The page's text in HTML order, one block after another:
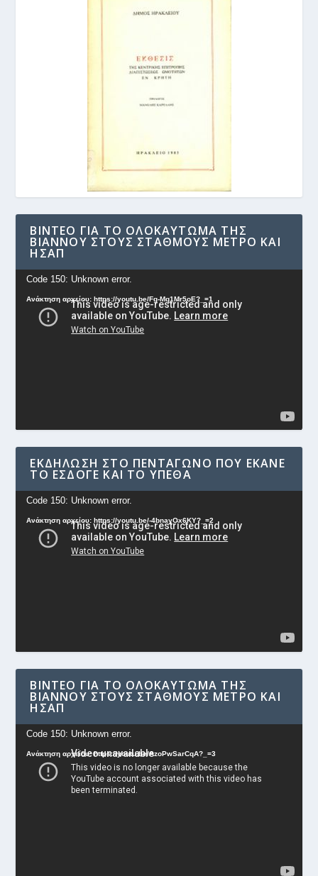
ΒΊΝΤΕΟ ΓΙΑ ΤΟ ΟΛΟΚΑΎΤΩΜΑ ΤΗΣ
ΒΙΆΝΝΟΥ ΣΤΟΥΣ ΣΤΑΘΜΟΎΣ ΜΕΤΡΟ ΚΑΙ
ΗΣΑΠ
Πρόγραμμα
Αναπαραγωγής
Βίντεο
Code 150: Unknown error.
Ανάκτηση αρχείου: https://youtu.be/Fg-Mq1Mr5oE?_=1
ΕΚΔΉΛΩΣΗ ΣΤΟ ΠΕΝΤΆΓΩΝΟ ΠΟΥ ΈΚΑΝΕ
ΤΟ ΕΣΔΟΓΕ ΚΑΙ ΤΟ ΥΠΕΘΑ
Πρόγραμμα
Αναπαραγωγής
Βίντεο
Code 150: Unknown error.
Ανάκτηση αρχείου: https://youtu.be/-4bnayOx6KY?_=2
ΒΊΝΤΕΟ ΓΙΑ ΤΟ ΟΛΟΚΑΎΤΩΜΑ ΤΗΣ
ΒΙΆΝΝΟΥ ΣΤΟΥΣ ΣΤΑΘΜΟΎΣ ΜΕΤΡΟ ΚΑΙ
ΗΣΑΠ
Πρόγραμμα
Αναπαραγωγής
Βίντεο
Code 150: Unknown error.
Ανάκτηση αρχείου: https://youtu.be/AzoPwSarCqA?_=3